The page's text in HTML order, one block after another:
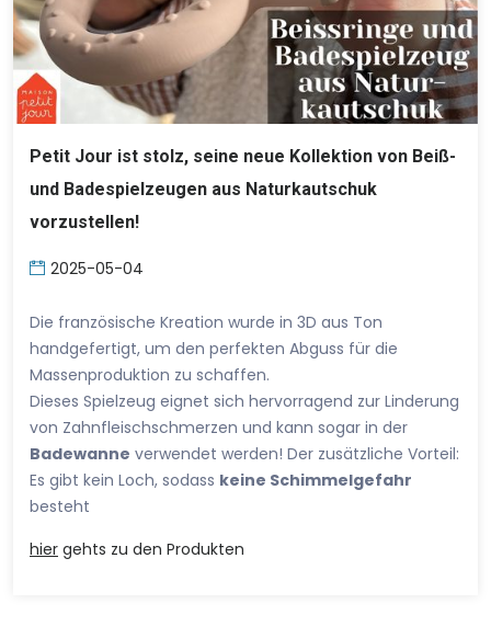
Petit Jour ist stolz, seine neue Kollektion von Beiß-
und Badespielzeugen aus Naturkautschuk
vorzustellen!
2025-05-04
Die französische Kreation wurde in 3D aus Ton
handgefertigt, um den perfekten Abguss für die
Massenproduktion zu schaffen.
Dieses Spielzeug eignet sich hervorragend zur Linderung
von Zahnfleischschmerzen und kann sogar in der
Badewanne verwendet werden! Der zusätzliche Vorteil:
Es gibt kein Loch, sodass keine Schimmelgefahr
besteht
hier gehts zu den Produkten